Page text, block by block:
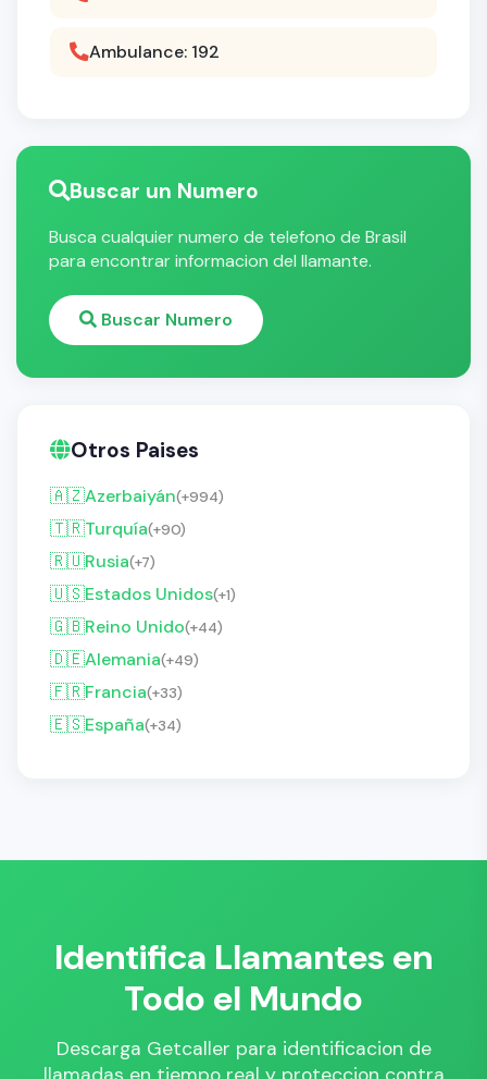
Ambulance: 192
Buscar un Numero
Busca cualquier numero de telefono de Brasil
para encontrar informacion del llamante.
Buscar Numero
Otros Paises
🇦🇿Azerbaiyán(+994)
🇹🇷Turquía(+90)
🇷🇺Rusia(+7)
🇺🇸Estados Unidos(+1)
🇬🇧Reino Unido(+44)
🇩🇪Alemania(+49)
🇫🇷Francia(+33)
🇪🇸España(+34)
Identifica Llamantes en
Todo el Mundo
Descarga Getcaller para identificacion de